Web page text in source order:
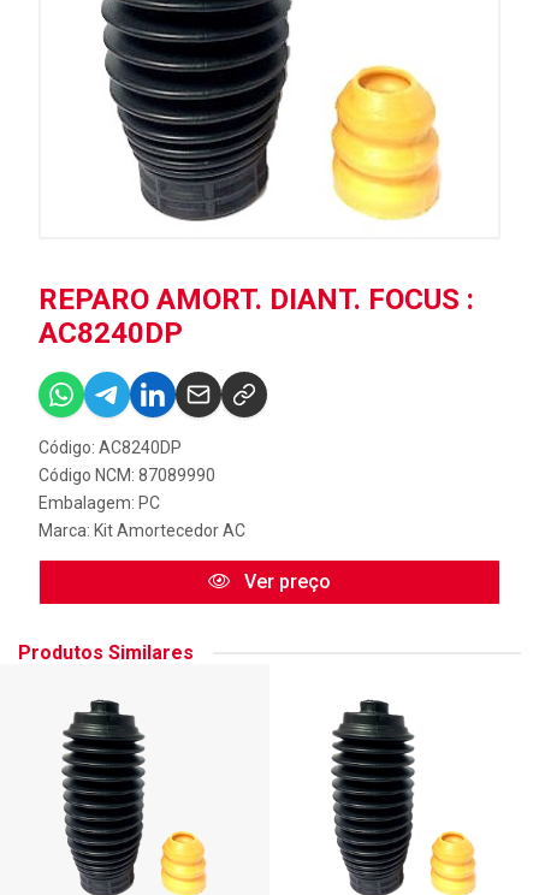
REPARO AMORT. DIANT. FOCUS :
AC8240DP
Código: AC8240DP
Código NCM: 87089990
Embalagem: PC
Marca: Kit Amortecedor AC
Ver preço
Produtos Similares